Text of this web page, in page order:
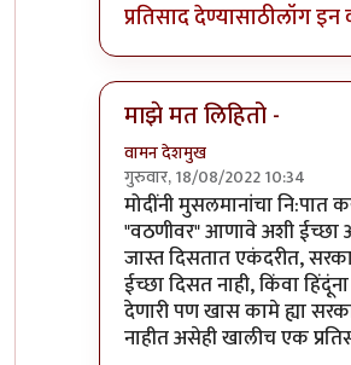
प्रतिसाद देण्यासाठीलॉग इन
माझे मत लिहितो -
वामन देशमुख
गुरुवार, 18/08/2022 10:34
In reply toनाराजी पसरायची
मोदींनी मुसलमानांचा नि:पात
"वठणीवर" आणावे अशी ईच्छा
जास्त दिसतात एकंदरीत,
ईच्छा दिसत नाही, किंवा
देणारी पण खास कामे ह्या
नाहीत असेही खालीच एक